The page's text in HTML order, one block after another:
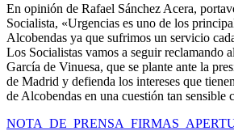
En opinión de Rafael Sánchez Acera,
Socialista, «Urgencias es uno de los
Alcobendas ya que sufrimos un servicio
Los Socialistas vamos a seguir reclamando
García de Vinuesa, que se plante ante la
de Madrid y defienda los intereses que
de Alcobendas en una cuestión tan sensible